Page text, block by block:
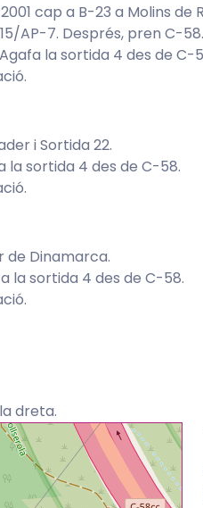
cap a B-23 a Molins de
AP-7. Després, pren C-58.
la sortida 4 des de C-
i Sortida 22.
la sortida 4 des de C-58.
de Dinamarca.
la sortida 4 des de C-58.
dreta.